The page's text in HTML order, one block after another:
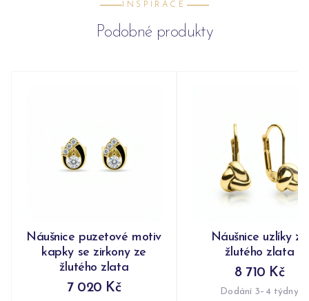
INSPIRACE
Podobné produkty
Náušnice puzetové motiv
kapky se zirkony ze
žlutého zlata
7 020 Kč
Náušnice uzlíky ze
žlutého zlata
8 710 Kč
Dodání 3–4 týdny